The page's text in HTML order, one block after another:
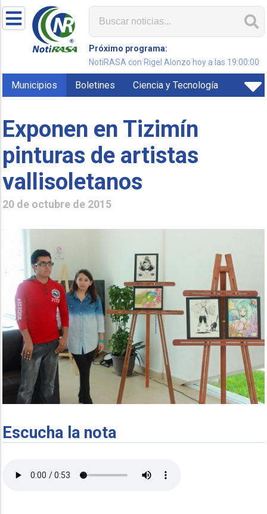
Próximo programa:
NotiRASA con Rigel Alonzo hoy a las 19:00:00
Municipios Boletines Ciencia y Tecnología
Exponen en Tizimín
pinturas de artistas
vallisoletanos
20 de octubre de 2015
Escucha la nota